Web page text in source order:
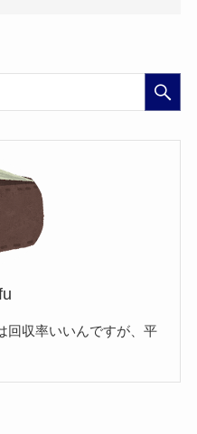
回収率いいんですが、平